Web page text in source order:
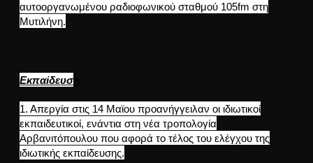
αυτοοργανωμένου ραδιοφωνικού σταθμού 105fm στη
Μυτιλήνη.
Εκπαίδευσ
1. Απεργία στις 14 Μαϊου προανήγγειλαν οι ιδιωτικοί
εκπαιδευτικοί, ενάντια στη νέα τροπολογία
Αρβανιτόπουλου που αφορά το τέλος του ελέγχου της
ιδιωτικής εκπαίδευσης.